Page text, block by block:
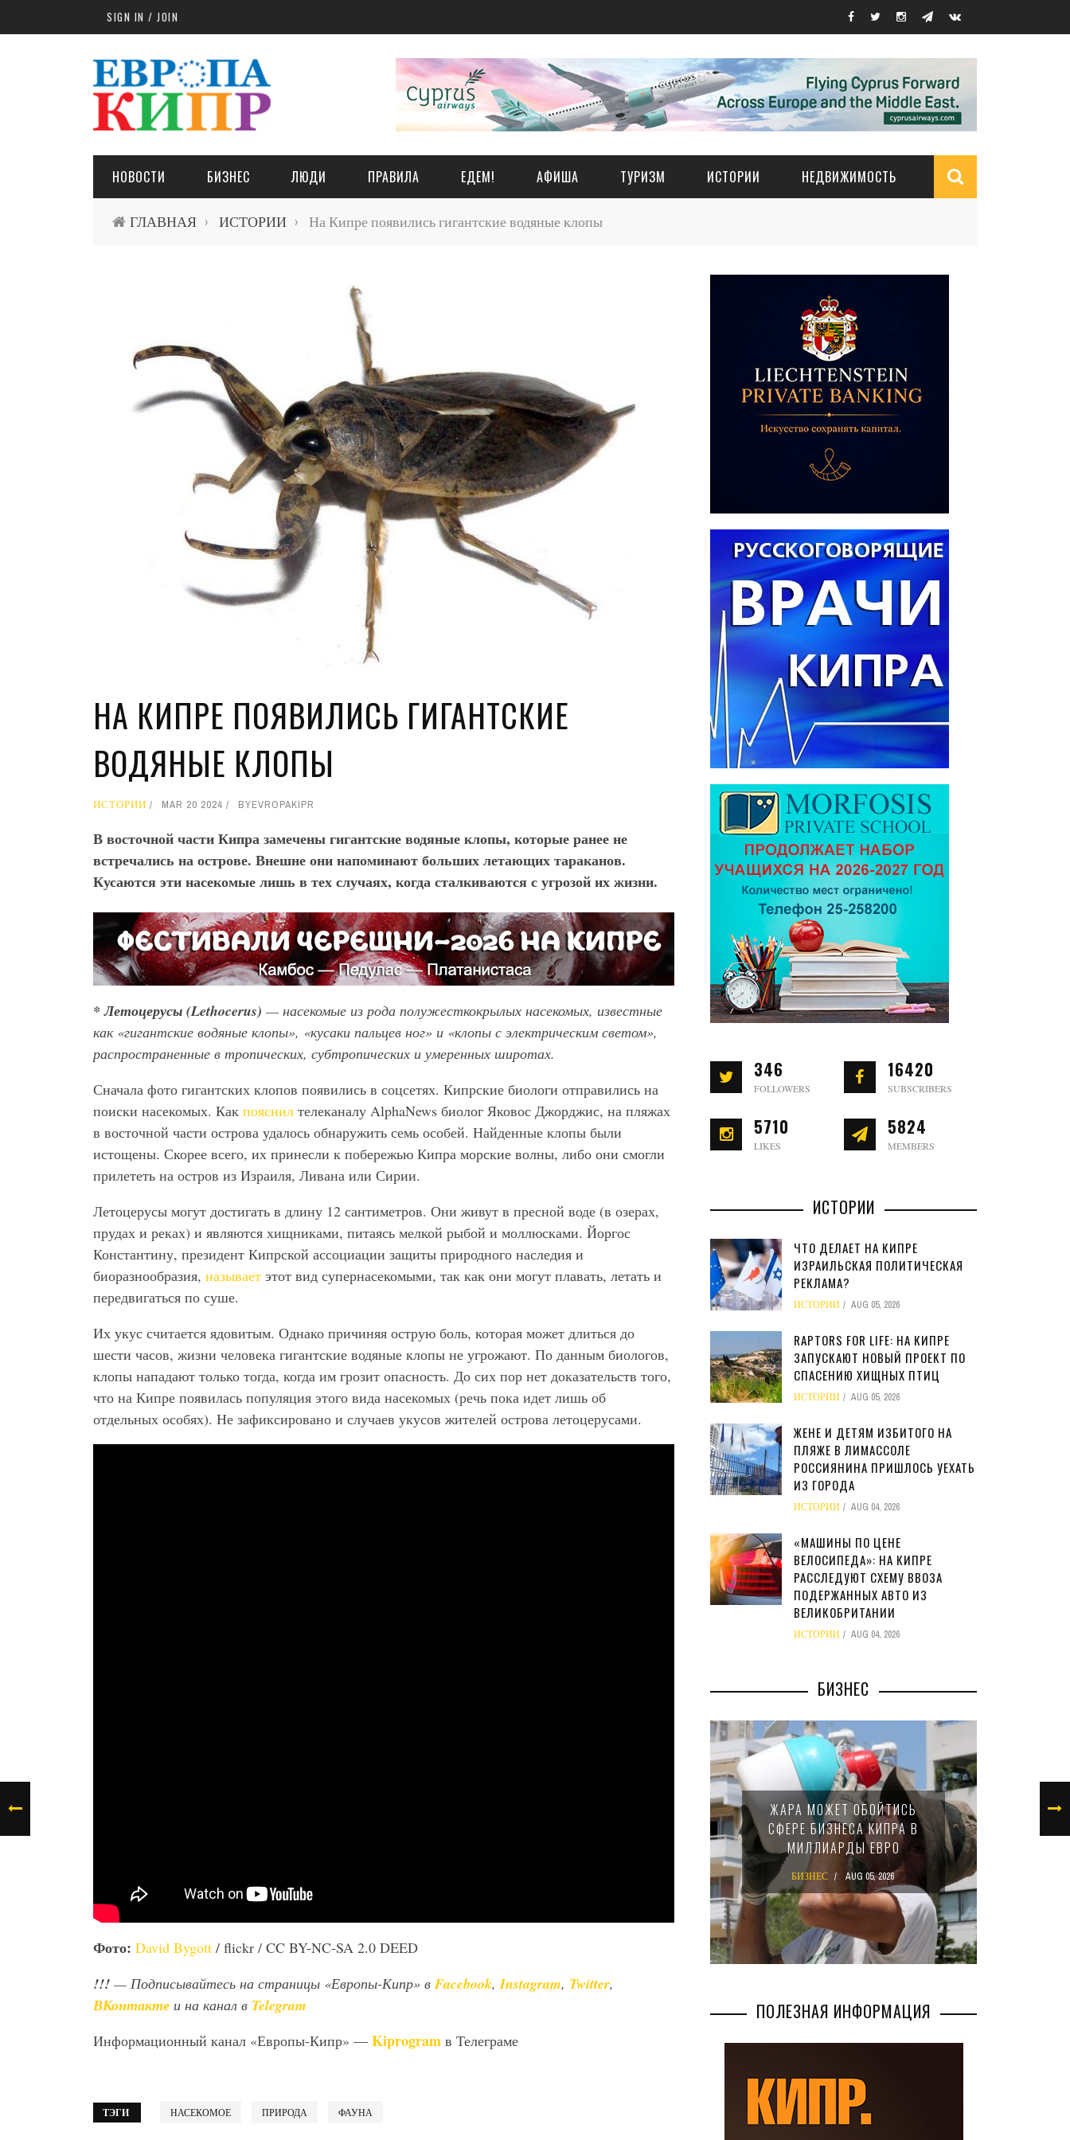
Skip to main contentSIGN IN / JOIN
НОВОСТИ БИЗНЕС ЛЮДИ ПРАВИЛА ЕДЕМ! АФИША ТУРИЗМ ИСТОРИИ НЕДВИЖИМОСТЬ
ГЛАВНАЯ › ИСТОРИИ › На Кипре появились гигантские водяные клопы
НА КИПРЕ ПОЯВИЛИСЬ ГИГАНТСКИЕ
ВОДЯНЫЕ КЛОПЫ
ИСТОРИИ MAR 20 2024 BYEVROPAKIPR
В восточной части Кипра замечены гигантские водяные клопы, которые ранее не
встречались на острове. Внешне они напоминают больших летающих тараканов.
Кусаются эти насекомые лишь в тех случаях, когда сталкиваются с угрозой их жизни.
* Летоцерусы (Lethocerus) — насекомые из рода полужесткокрылых насекомых, известные
как «гигантские водяные клопы», «кусаки пальцев ног» и «клопы с электрическим светом»,
распространенные в тропических, субтропических и умеренных широтах.
Сначала фото гигантских клопов появились в соцсетях. Кипрские биологи отправились на
поиски насекомых. Как пояснил телеканалу AlphaNews биолог Яковос Джорджис, на пляжах
в восточной части острова удалось обнаружить семь особей. Найденные клопы были
истощены. Скорее всего, их принесли к побережью Кипра морские волны, либо они смогли
прилететь на остров из Израиля, Ливана или Сирии.
Летоцерусы могут достигать в длину 12 сантиметров. Они живут в пресной воде (в озерах,
прудах и реках) и являются хищниками, питаясь мелкой рыбой и моллюсками. Йоргос
Константину, президент Кипрской ассоциации защиты природного наследия и
биоразнообразия, называет этот вид супернасекомыми, так как они могут плавать, летать и
передвигаться по суше.
Их укус считается ядовитым. Однако причиняя острую боль, которая может длиться до
шести часов, жизни человека гигантские водяные клопы не угрожают. По данным биологов,
клопы нападают только тогда, когда им грозит опасность. До сих пор нет доказательств того,
что на Кипре появилась популяция этого вида насекомых (речь пока идет лишь об
отдельных особях). Не зафиксировано и случаев укусов жителей острова летоцерусами.
Фото: David Bygott / flickr / CC BY-NC-SA 2.0 DEED
!!! — Подписывайтесь на страницы «Европы-Кипр» вFacebook,Instagram, Twitter,
ВКонтакте и на канал в Telegram
Информационный канал «Европы-Кипр» — Kiprogram в Телеграме
ТЭГИ НАСЕКОМОЕ ПРИРОДА ФАУНА
346
FOLLOWERS
16420
SUBSCRIBERS
5710
LIKES
5824
MEMBERS
ИСТОРИИ
ЧТО ДЕЛАЕТ НА КИПРЕ
ИЗРАИЛЬСКАЯ ПОЛИТИЧЕСКАЯ
РЕКЛАМА?
ИСТОРИИ AUG 05, 2026
RAPTORS FOR LIFE: НА КИПРЕ
ЗАПУСКАЮТ НОВЫЙ ПРОЕКТ ПО
СПАСЕНИЮ ХИЩНЫХ ПТИЦ
ИСТОРИИ AUG 05, 2026
ЖЕНЕ И ДЕТЯМ ИЗБИТОГО НА
ПЛЯЖЕ В ЛИМАССОЛЕ
РОССИЯНИНА ПРИШЛОСЬ УЕХАТЬ
ИЗ ГОРОДА
ИСТОРИИ AUG 04, 2026
«МАШИНЫ ПО ЦЕНЕ
ВЕЛОСИПЕДА»: НА КИПРЕ
РАССЛЕДУЮТ СХЕМУ ВВОЗА
ПОДЕРЖАННЫХ АВТО ИЗ
ВЕЛИКОБРИТАНИИ
ИСТОРИИ AUG 04, 2026
БИЗНЕС
ЖАРА МОЖЕТ ОБОЙТИСЬ
СФЕРЕ БИЗНЕСА КИПРА В
МИЛЛИАРДЫ ЕВРО
БИЗНЕС AUG 05, 2026
ПОЛЕЗНАЯ ИНФОРМАЦИЯ